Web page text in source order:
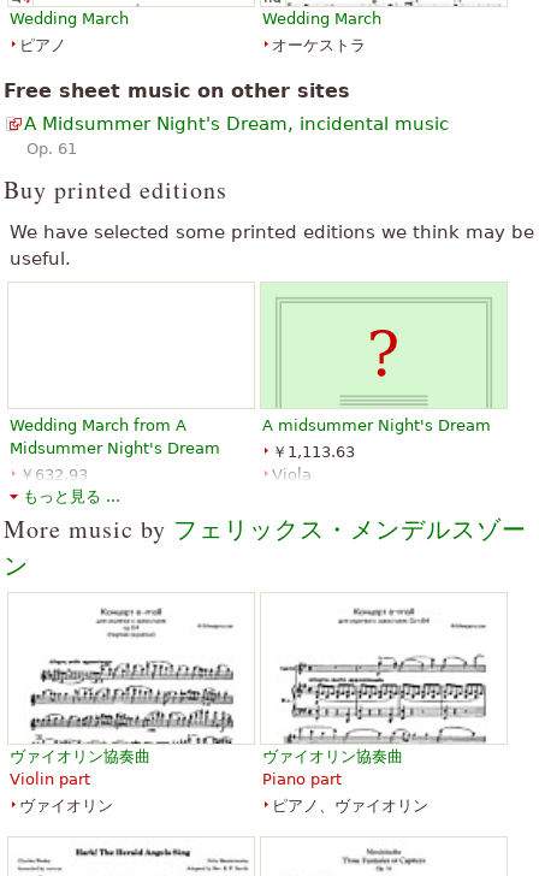
Wedding March
ピアノ
Wedding March
オーケストラ
Free sheet music on other sites
A Midsummer Night's Dream, incidental music
Op. 61
Buy printed editions
We have selected some printed editions we think may be
useful.
Wedding March from A
Midsummer Night's Dream
￥632.93
G. Schirmer
A midsummer Night's Dream
￥1,113.63
Viola
"A Midsummer Night's Dream"
for Piano Four Hands
￥2,555.75
Piano, Piano duet
Dover Publications
もっと見る ...
More music by フェリックス・メンデルスゾー
ン
ヴァイオリン協奏曲
Violin part
ヴァイオリン
ヴァイオリン協奏曲
Piano part
ピアノ、ヴァイオリン